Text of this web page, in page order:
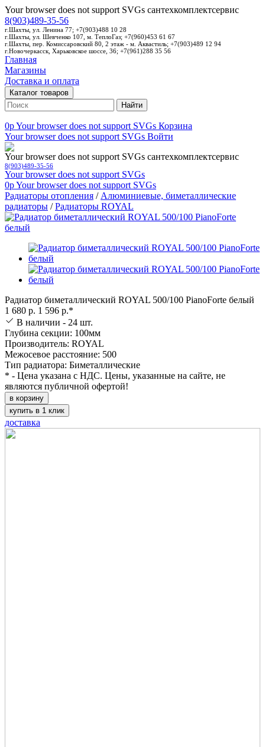
Your browser does not support SVGs сантехкомплектсервис
8(903)489-35-56
г.Шахты, ул. Ленина 77; +7(903)488 10 28
г.Шахты, ул. Шевченко 107, м. ТеплоГаз; +7(960)453 61 67
г.Шахты, пер. Комиссаровский 80, 2 этаж - м. Аквастиль; +7(903)489 12 94
г.Новочеркасск, Харьковское шоссе, 36; +7(961)288 35 56
Главная
Магазины
Доставка и оплата
Каталог товаров
Найти
0pYour browser does not support SVGs Корзина
Your browser does not support SVGs Войти
Your browser does not support SVGs сантехкомплектсервис
8(903)489-35-56
Your browser does not support SVGs
0pYour browser does not support SVGs
Радиаторы отопления / Алюминиевые, биметаллические
радиаторы /Радиаторы ROYAL
Радиатор биметаллический ROYAL 500/100 PianoForte белый
1 680 р. 1 596 р.*
В наличии - 24 шт.
Глубина секции: 100мм
Производитель: ROYAL
Межосевое расстояние: 500
Тип радиатора: Биметаллические
* - Цена указана с НДС. Цены, указанные на сайте, не
являются публичной офертой!
в корзину
купить в 1 клик
доставка